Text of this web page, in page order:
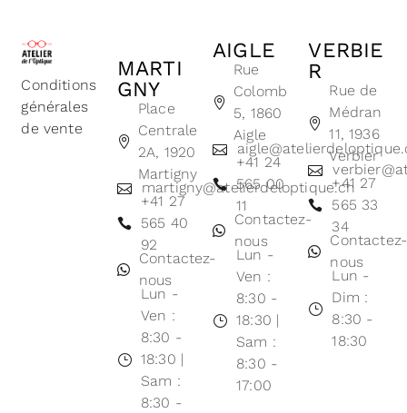
Conditions
générales
de vente
MARTI
GNY
Place
Centrale
2A, 1920
Martigny
martigny@atelierdeloptique.ch
+41 27
565 40
92
Contactez-
nous
Lun -
Ven :
8:30 -
18:30 |
Sam :
8:30 -
AIGLE
Rue
Colomb
5, 1860
Aigle
+41 24
565 00
11
Contactez-
nous
Lun -
Ven :
8:30 -
18:30 |
Sam :
8:30 -
17:00
VERBIE
R
Rue de
Médran
11, 1936
Verbier
+41 27
565 33
34
Contactez-
nous
Lun -
Dim :
8:30 -
18:30